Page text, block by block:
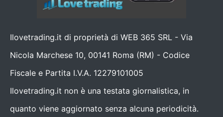
Ilovetrading.it di proprietà di WEB 365 SRL - Via
Nicola Marchese 10, 00141 Roma (RM) - Codice
Fiscale e Partita I.V.A. 12279101005
Ilovetrading.it non è una testata giornalistica, in
quanto viene aggiornato senza alcuna periodicità.